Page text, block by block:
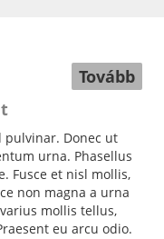
Tovább
pulvinar. Donec ut
urna. Phasellus
Fusce et nisl mollis,
non magna a urna
mollis tellus,
eu arcu odio.